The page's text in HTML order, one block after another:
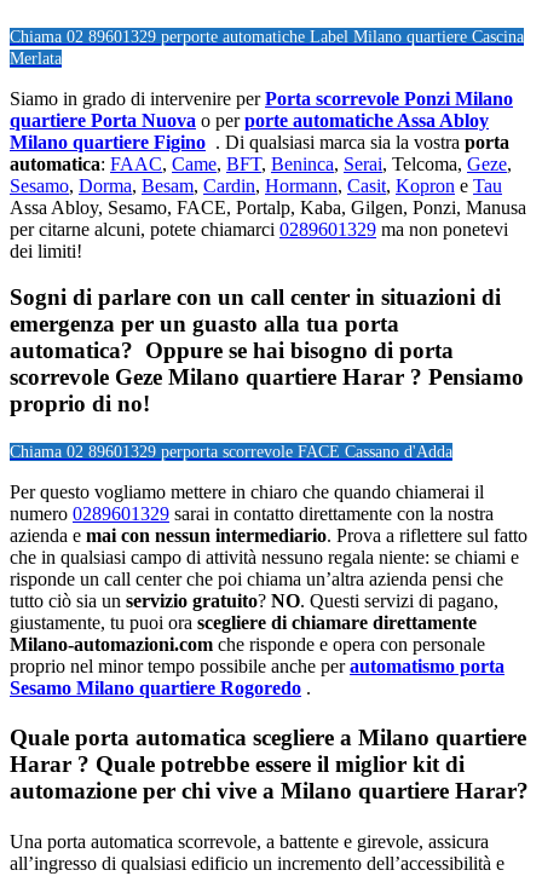
Chiama 02 89601329 perporte automatiche Label Milano quartiere Cascina
Merlata
Siamo in grado di intervenire perPorta scorrevole Ponzi Milano
quartiere Porta Nuova o perporte automatiche Assa Abloy
Milano quartiere Figino . Di qualsiasi marca sia la vostra porta
automatica: FAAC, Came, BFT, Beninca, Serai, Telcoma, Geze,
Sesamo, Dorma, Besam, Cardin, Hormann, Casit, Kopron e Tau
Assa Abloy, Sesamo, FACE, Portalp, Kaba, Gilgen, Ponzi, Manusa
per citarne alcuni, potete chiamarci 0289601329 ma non ponetevi
dei limiti!
Sogni di parlare con un call center in situazioni di
emergenza per un guasto alla tua porta
automatica? Oppure se hai bisogno di porta
scorrevole Geze Milano quartiere Harar ? Pensiamo
proprio di no!
Chiama 02 89601329 perporta scorrevole FACE Cassano d'Adda
Per questo vogliamo mettere in chiaro che quando chiamerai il
numero 0289601329 sarai in contatto direttamente con la nostra
azienda e mai con nessun intermediario. Prova a riflettere sul fatto
che in qualsiasi campo di attività nessuno regala niente: se chiami e
risponde un call center che poi chiama un’altra azienda pensi che
tutto ciò sia un servizio gratuito? NO. Questi servizi di pagano,
giustamente, tu puoi ora scegliere di chiamare direttamente
Milano-automazioni.com che risponde e opera con personale
proprio nel minor tempo possibile anche perautomatismo porta
Sesamo Milano quartiere Rogoredo .
Quale porta automatica scegliere a Milano quartiere
Harar ? Quale potrebbe essere il miglior kit di
automazione per chi vive a Milano quartiere Harar?
Una porta automatica scorrevole, a battente e girevole, assicura
all’ingresso di qualsiasi edificio un incremento dell’accessibilità e